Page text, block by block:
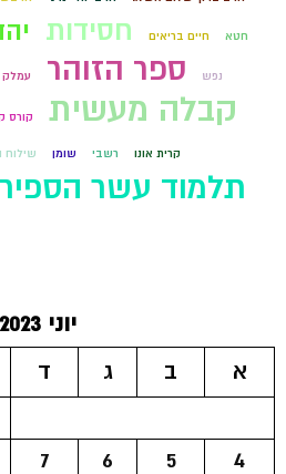
חטא חיים בריאים חסידות
נפש ספר הזוהר עמלק
קבלה מעשית קורס
קרית אונו רשבי שומן שילוח
תלמוד עשר
יוני 2023
א
ב ג ד
4
5
6
7